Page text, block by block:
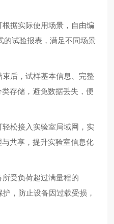
据实际使用场景，自由编
的试验报表，满足不同场景
后，试样基本信息、完整
存储，避免数据丢失，便
松接入实验室局域网，实
共享，提升实验室信息化
受负荷超过满量程的
，防止设备因过载受损，